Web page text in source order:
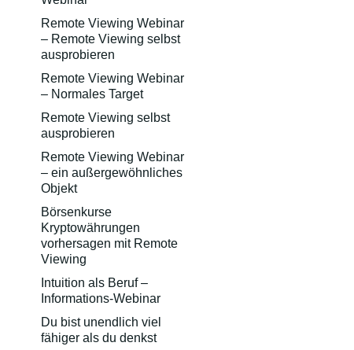
Remote Viewing Webinar
– Remote Viewing selbst
ausprobieren
Remote Viewing Webinar
– Normales Target
Remote Viewing selbst
ausprobieren
Remote Viewing Webinar
– ein außergewöhnliches
Objekt
Börsenkurse
Kryptowährungen
vorhersagen mit Remote
Viewing
Intuition als Beruf –
Informations-Webinar
Du bist unendlich viel
fähiger als du denkst